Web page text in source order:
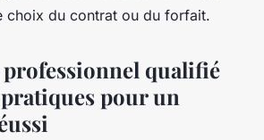
choix du contrat ou du forfait.
qualifié
pour un